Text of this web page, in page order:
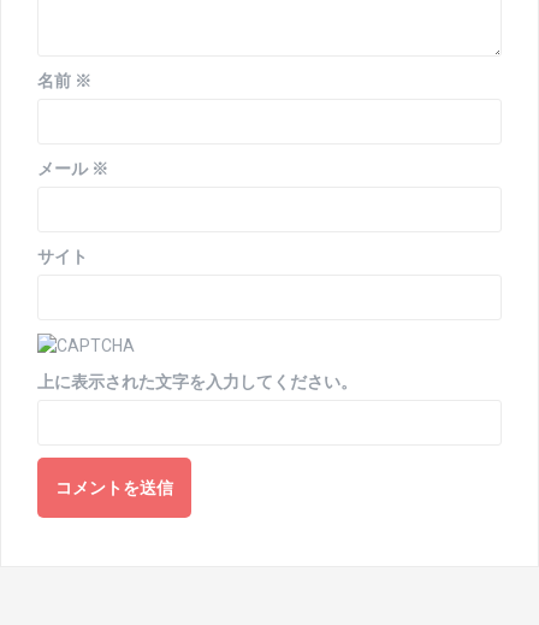
名前 ※
メール ※
サイト
上に表示された文字を入力してください。